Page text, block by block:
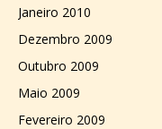
Janeiro 2010
Dezembro 2009
Outubro 2009
Maio 2009
Fevereiro 2009